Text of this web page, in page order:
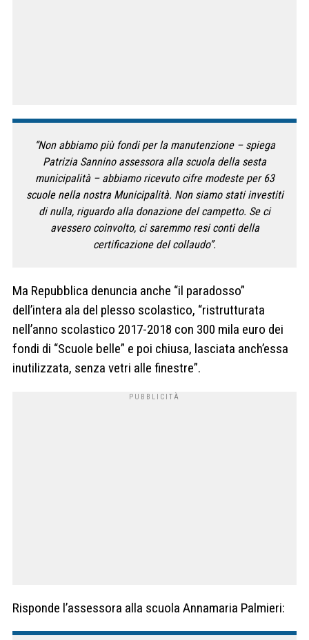
“Non abbiamo più fondi per la manutenzione – spiega
Patrizia Sannino assessora alla scuola della sesta
municipalità – abbiamo ricevuto cifre modeste per 63
scuole nella nostra Municipalità. Non siamo stati investiti
di nulla, riguardo alla donazione del campetto. Se ci
avessero coinvolto, ci saremmo resi conti della
certificazione del collaudo”.
Ma Repubblica denuncia anche “il paradosso”
dell’intera ala del plesso scolastico, “ristrutturata
nell’anno scolastico 2017-2018 con 300 mila euro dei
fondi di “Scuole belle” e poi chiusa, lasciata anch’essa
inutilizzata, senza vetri alle finestre”.
Risponde l’assessora alla scuola Annamaria Palmieri: